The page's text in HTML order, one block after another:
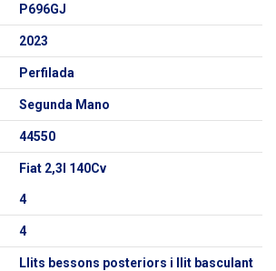
P696GJ
2023
Perfilada
Segunda Mano
44550
Fiat 2,3l 140Cv
4
4
Llits bessons posteriors i llit basculant